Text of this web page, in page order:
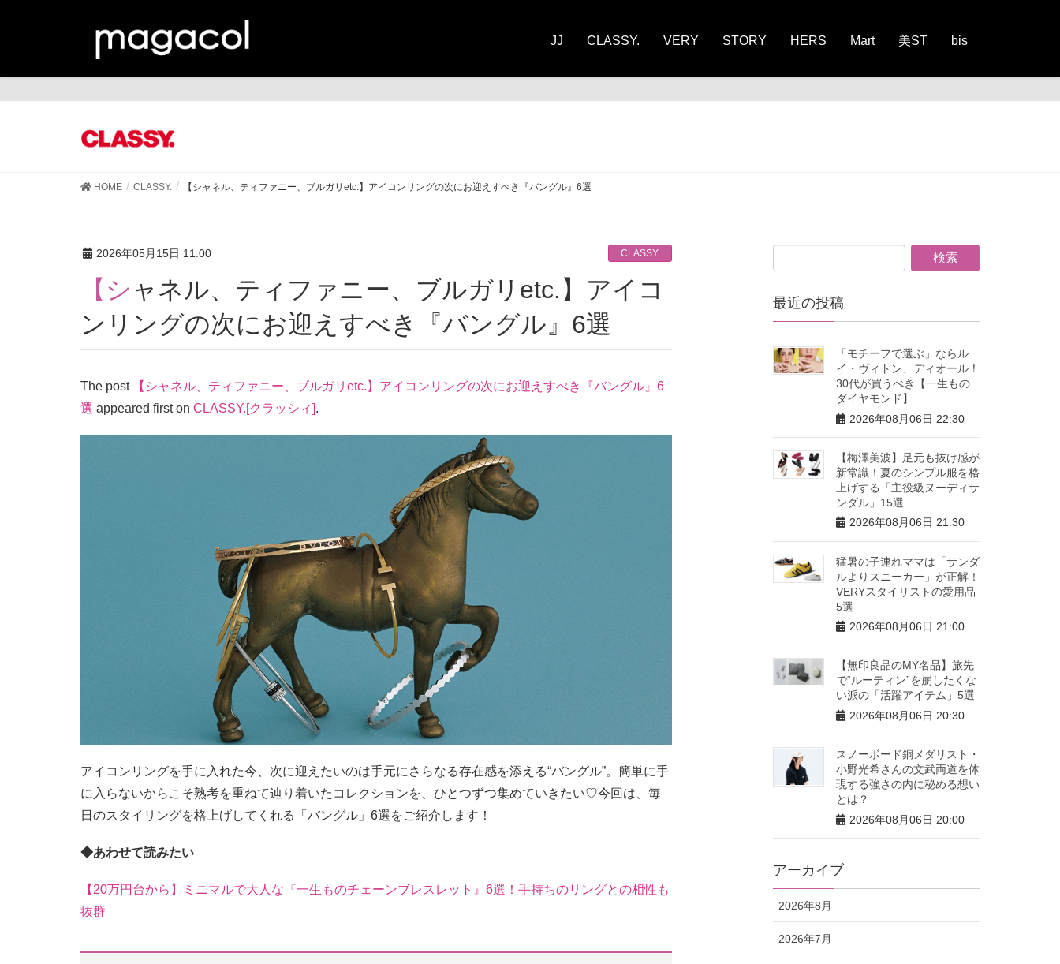
JJ CLASSY. VERY STORY HERS Mart 美ST bis
HOME CLASSY. 【シャネル、ティファニー、ブルガリetc.】アイコンリングの次にお迎えすべき『バングル』6選
2026年05月15日 11:00 CLASSY.
【シャネル、ティファニー、ブルガリetc.】アイコ
ンリングの次にお迎えすべき『バングル』6選
The post
【シャネル、ティファニー、ブルガリetc.】アイコンリングの次にお迎えすべき『バングル』6
選 appeared first on CLASSY.[クラッシィ].
アイコンリングを手に入れた今、次に迎えたいのは手元にさらなる存在感を添える“バングル”。簡単に手
に入らないからこそ熟考を重ねて辿り着いたコレクションを、ひとつずつ集めていきたい♡今回は、毎
日のスタイリングを格上げしてくれる「バングル」6選をご紹介します！
◆あわせて読みたい
【20万円台から】ミニマルで大人な『一生ものチェーンブレスレット』6選！手持ちのリングとの相性も
抜群
最近の投稿
「モチーフで選ぶ」ならル
イ・ヴィトン、ディオール！
30代が買うべき【一生もの
ダイヤモンド】
2026年08月06日 22:30
【梅澤美波】足元も抜け感が
新常識！夏のシンプル服を格
上げする「主役級ヌーディサ
ンダル」15選
2026年08月06日 21:30
猛暑の子連れママは「サンダ
ルよりスニーカー」が正解！
VERYスタイリストの愛用品
5選
2026年08月06日 21:00
【無印良品のMY名品】旅先
で“ルーティン”を崩したくな
い派の「活躍アイテム」5選
2026年08月06日 20:30
スノーボード銅メダリスト・
小野光希さんの文武両道を体
現する強さの内に秘める想い
とは？
2026年08月06日 20:00
アーカイブ
2026年8月
2026年7月